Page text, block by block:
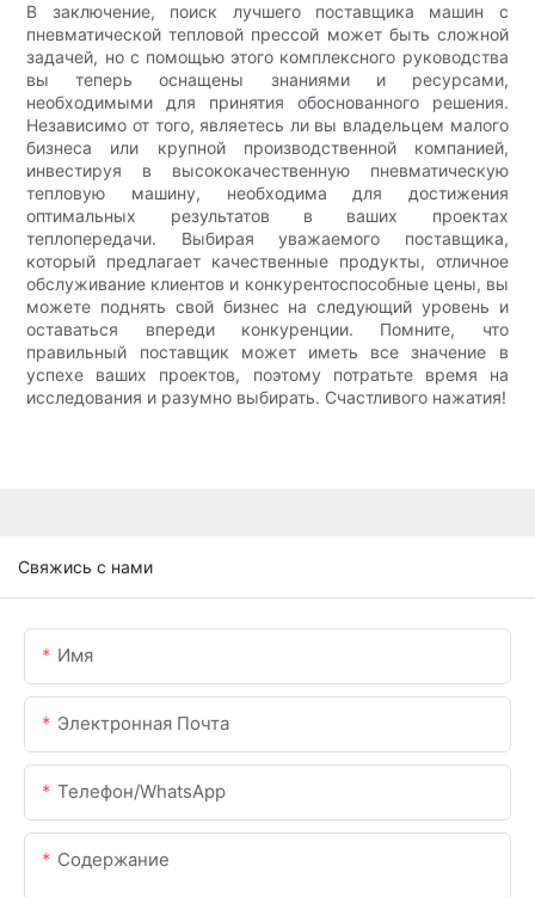
В заключение, поиск лучшего поставщика машин с
пневматической тепловой прессой может быть сложной
задачей, но с помощью этого комплексного руководства
вы теперь оснащены знаниями и ресурсами,
необходимыми для принятия обоснованного решения.
Независимо от того, являетесь ли вы владельцем малого
бизнеса или крупной производственной компанией,
инвестируя в высококачественную пневматическую
тепловую машину, необходима для достижения
оптимальных результатов в ваших проектах
теплопередачи. Выбирая уважаемого поставщика,
который предлагает качественные продукты, отличное
обслуживание клиентов и конкурентоспособные цены, вы
можете поднять свой бизнес на следующий уровень и
оставаться впереди конкуренции. Помните, что
правильный поставщик может иметь все значение в
успехе ваших проектов, поэтому потратьте время на
исследования и разумно выбирать. Счастливого нажатия!
Свяжись с нами
Имя
Электронная Почта
Телефон/WhatsApp
Содержание